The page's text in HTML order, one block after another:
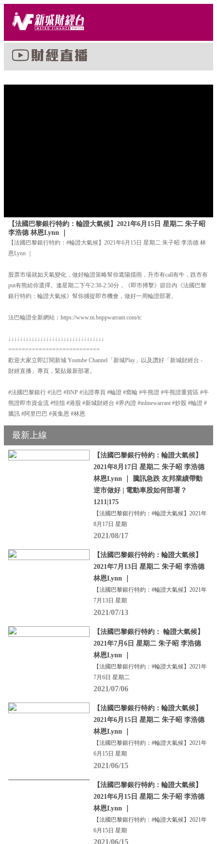
【法國巴黎銀行特約：輪證大氣候】2021年6月15日 星期二 朱子昭
李浩德 林恩Lynn ｜
【法國巴黎銀行特約：#輪證大氣候】2021年6月15日 星期二 朱子昭 李浩德 林
恩Lynn ｜
股票市場就如天氣變化，做好輪證策略幫你遮陽擋雨，升市有call有牛，跌市有
put有熊給你選擇。逢星期二下午2:38-2:50分，《即市搏擊》節目內《法國巴黎
銀行特約：輪證大氣候》幫你捕捉即市機會，做好一周輪證部署。
法巴輪證全新網站：https://www.m.bnppwarrant.com/tc
↓↓↓↓↓↓↓↓↓↓↓↓↓↓↓↓↓↓↓↓↓↓↓↓↓↓↓↓↓↓↓↓↓
===========================
歡迎大家立即訂閱新城 Youtube Channel「新城Play」以及讚好「新城財經台 -
財經直播」專頁，緊貼最新部署。
#法國巴黎銀行 #法巴 #BNP #法證專頁 #輪證 #窩輪 #牛熊證 #牛熊證重貨區 #牛
熊證即市資金流 #恒指 #港股 #新城財經台 #界內證 #inlinewarrant #炒股 #輪證 #
騰訊 #阿里巴巴 #黃集恩 #林恩
最新上線
【法國巴黎銀行特約：輪證大氣候】
2021年8月17日 星期二 朱子昭 李浩德
林恩Lynn ｜ 騰訊急跌 友邦業績帶動
逆市做好 | 電動車股如何部署？
1211|175
【法國巴黎銀行特約：#輪證大氣候】2021年
8月17日 星期
2021/08/17
【法國巴黎銀行特約：輪證大氣候】
2021年7月13日 星期二 朱子昭 李浩德
林恩Lynn ｜
【法國巴黎銀行特約：#輪證大氣候】2021年
7月13日 星期
2021/07/13
【法國巴黎銀行特約： 輪證大氣候】
2021年7月6日 星期二 朱子昭 李浩德
林恩Lynn ｜
【法國巴黎銀行特約：#輪證大氣候】2021年
7月6日 星期二
2021/07/06
【法國巴黎銀行特約：輪證大氣候】
2021年6月15日 星期二 朱子昭 李浩德
林恩Lynn ｜
【法國巴黎銀行特約：#輪證大氣候】2021年
6月15日 星期
2021/06/15
【法國巴黎銀行特約：輪證大氣候】
2021年6月15日 星期二 朱子昭 李浩德
林恩Lynn ｜
【法國巴黎銀行特約：#輪證大氣候】2021年
6月15日 星期
2021/06/15